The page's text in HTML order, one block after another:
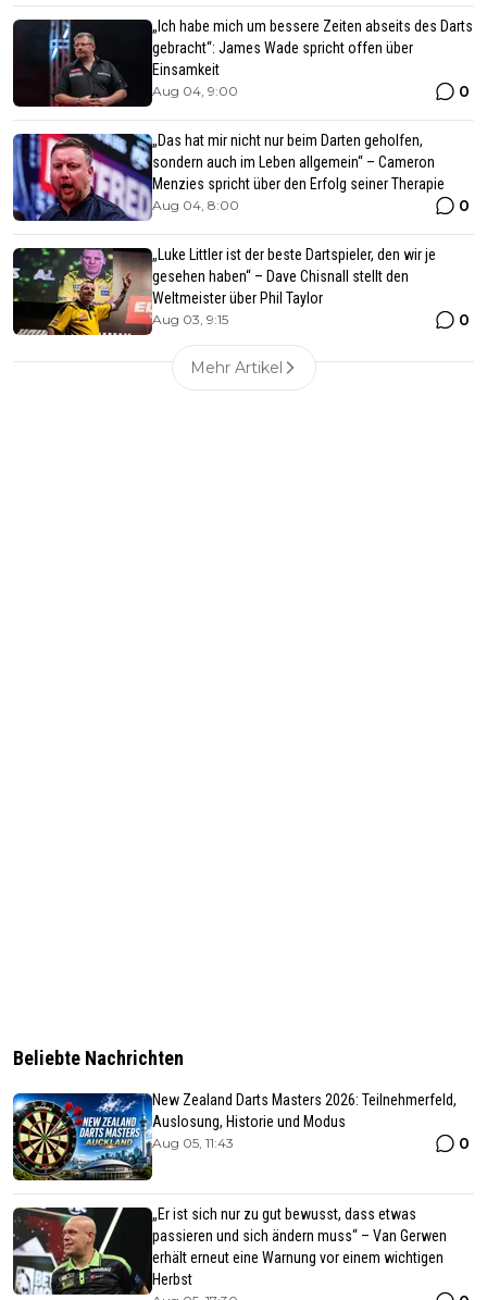
„Ich habe mich um bessere Zeiten abseits des Darts
gebracht“: James Wade spricht offen über
Einsamkeit
Aug 04, 9:00 0
„Das hat mir nicht nur beim Darten geholfen,
sondern auch im Leben allgemein“ – Cameron
Menzies spricht über den Erfolg seiner Therapie
Aug 04, 8:00 0
„Luke Littler ist der beste Dartspieler, den wir je
gesehen haben“ – Dave Chisnall stellt den
Weltmeister über Phil Taylor
Aug 03, 9:15 0
Mehr Artikel
Beliebte Nachrichten
New Zealand Darts Masters 2026: Teilnehmerfeld,
Auslosung, Historie und Modus
Aug 05, 11:43 0
„Er ist sich nur zu gut bewusst, dass etwas
passieren und sich ändern muss“ – Van Gerwen
erhält erneut eine Warnung vor einem wichtigen
Herbst